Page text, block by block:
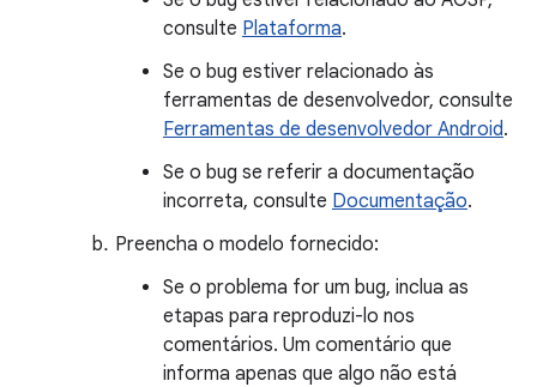
consulte Plataforma.
Se o bug estiver relacionado às
ferramentas de desenvolvedor, consulte
Ferramentas de desenvolvedor Android.
Se o bug se referir a documentação
incorreta, consulte Documentação.
Preencha o modelo fornecido:
Se o problema for um bug, inclua as
etapas para reproduzi-lo nos
comentários. Um comentário que
informa apenas que algo não está